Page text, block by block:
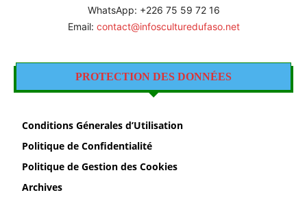
WhatsApp: +226 75 59 72 16
Email: contact@infosculturedufaso.net
PROTECTION DES DONNÉES
Conditions Génerales d’Utilisation
Politique de Confidentialité
Politique de Gestion des Cookies
Archives